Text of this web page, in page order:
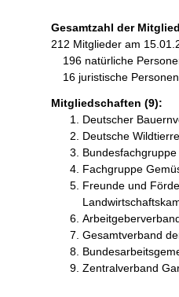
Gesamtzahl der
212 Mitglieder am
196 natürliche
16 juristische
Mitgliedschaften (9):
Deutscher
Deutsche
Fachgruppe
Freunde und
Gesamtverband
Zentralverband